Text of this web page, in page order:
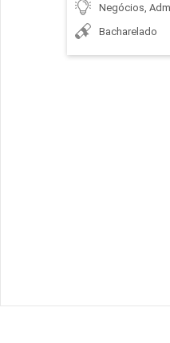
Negócios,
Bacharelado